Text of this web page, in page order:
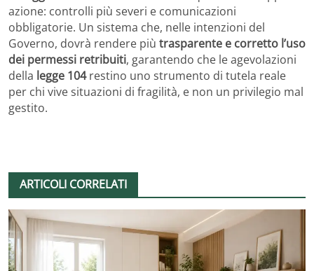
azione: controlli più severi e comunicazioni
obbligatorie. Un sistema che, nelle intenzioni del
Governo, dovrà rendere più trasparente e corretto l’uso
dei permessi retribuiti, garantendo che le agevolazioni
della legge 104restino uno strumento di tutela reale
per chi vive situazioni di fragilità, e non un privilegio mal
gestito.
ARTICOLI CORRELATI